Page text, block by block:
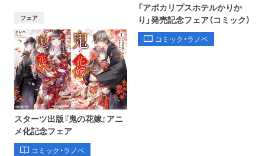
フェア
スターツ出版『鬼の花嫁』アニ
メ化記念フェア
コミック・ラノベ
「アポカリプスホテルかりか
り」発売記念フェア（コミック）
コミック・ラノベ